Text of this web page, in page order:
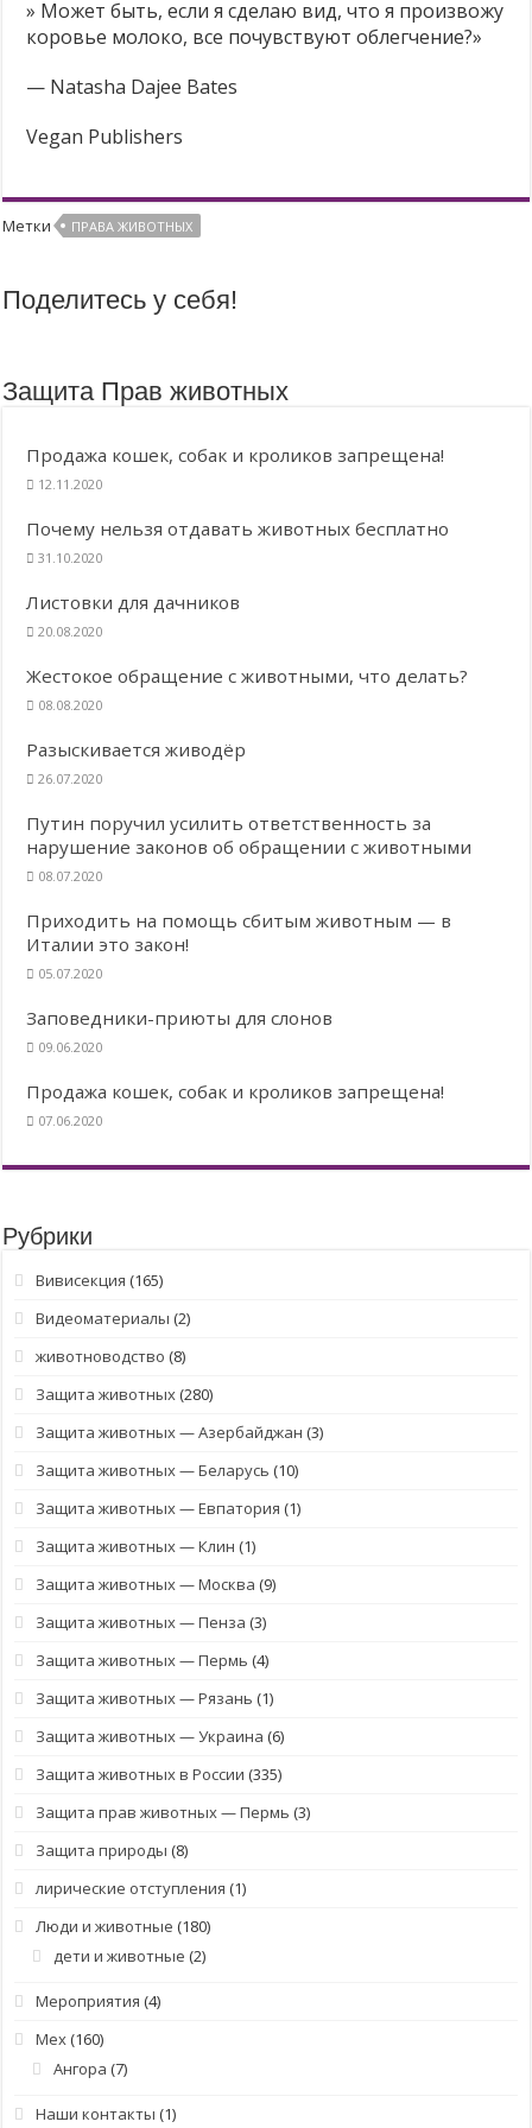
Молоко — без слёз коров и телят! ❤
Есть альтернативы опытам на животных — почему бы их не использовать?
» Может быть, если я сделаю вид, что я произвожу
коровье молоко, все почувствуют облегчение?»
— Natasha Dajee Bates
Vegan Publishers
Метки ПРАВА ЖИВОТНЫХ
Поделитесь у себя!
Защита Прав животных
Продажа кошек, собак и кроликов запрещена!
12.11.2020
Почему нельзя отдавать животных бесплатно
31.10.2020
Листовки для дачников
20.08.2020
Жестокое обращение с животными, что делать?
08.08.2020
Разыскивается живодёр
26.07.2020
Путин поручил усилить ответственность за
нарушение законов об обращении с животными
08.07.2020
Приходить на помощь сбитым животным — в
Италии это закон!
05.07.2020
Заповедники-приюты для слонов
09.06.2020
Продажа кошек, собак и кроликов запрещена!
07.06.2020
Рубрики
Вивисекция (165)
Видеоматериалы (2)
животноводство (8)
Защита животных(280)
Защита животных — Азербайджан (3)
Защита животных — Беларусь (10)
Защита животных — Евпатория (1)
Защита животных — Клин (1)
Защита животных — Москва (9)
Защита животных — Пенза (3)
Защита животных — Пермь (4)
Защита животных — Рязань (1)
Защита животных — Украина (6)
Защита животных в России (335)
Защита прав животных — Пермь (3)
Защита природы (8)
лирические отступления (1)
Люди и животные (180)
дети и животные (2)
Мероприятия (4)
Мех(160)
Ангора (7)
Наши контакты (1)